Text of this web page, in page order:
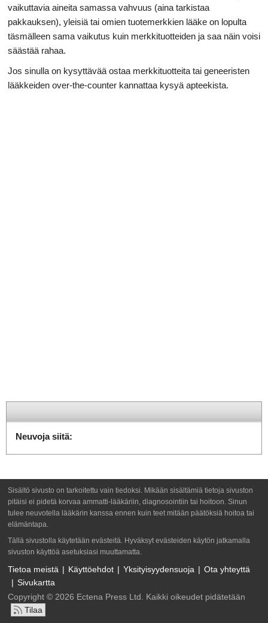
vaikuttavia aineita samassa vahvuus (aina tarkistaa
pakkauksen), yleisiä tai omien tuotemerkkien lääke on lopulta
täsmälleen sama vaikutus kuin merkkituotteiden ja saa näin voisi
säästää rahaa.
Jos sinulla on kysyttävää ostaa merkkituotteita tai geneeristen
lääkkeiden over-the-counter kannattaa kysyä apteekista.
Neuvoja siitä:
Sisältö sivusto on tarkoitettu vain tiedoksi. Mikään sisältämiä tietoja sivuston
pitäisi ei pidetä korvaa ammatti-lääkäriin, diagnosointiin tai hoitoon. Sinun
tulee neuvotella lääkärin kanssa ennen kuin teet mitään päätöksiä hoitoa tai
elämäntapa.
Tällä sivustolla käytetään evästeitä. Hyväksyt evästeiden käytön jatkamalla
sivuston käyttöä asetuksiasi muuttamatta.
Tietoa meistä Käyttöehdot Yksityisyydensuoja
Ota yhteyttä
Sivukartta
Copyright © 2026 Ectena Press Ltd. Kaikki oikeudet pidätetään
Tilaa